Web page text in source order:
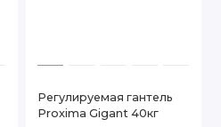
Регулируемая гантель
Proxima Gigant 40кг